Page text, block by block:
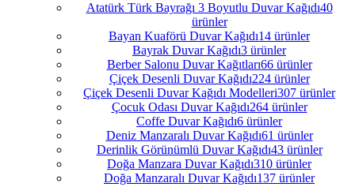
Atatürk Türk Bayrağı 3 Boyutlu Duvar Kağıdı40
ürünler
Bayan Kuaförü Duvar Kağıdı14 ürünler
Bayrak Duvar Kağıdı3 ürünler
Berber Salonu Duvar Kağıtları66 ürünler
Çiçek Desenli Duvar Kağıdı224 ürünler
Çiçek Desenli Duvar Kağıdı Modelleri307 ürünler
Çocuk Odası Duvar Kağıdı264 ürünler
Coffe Duvar Kağıdı6 ürünler
Deniz Manzaralı Duvar Kağıdı61 ürünler
Derinlik Görünümlü Duvar Kağıdı43 ürünler
Doğa Manzara Duvar Kağıdı310 ürünler
Doğa Manzaralı Duvar Kağıdı137 ürünler